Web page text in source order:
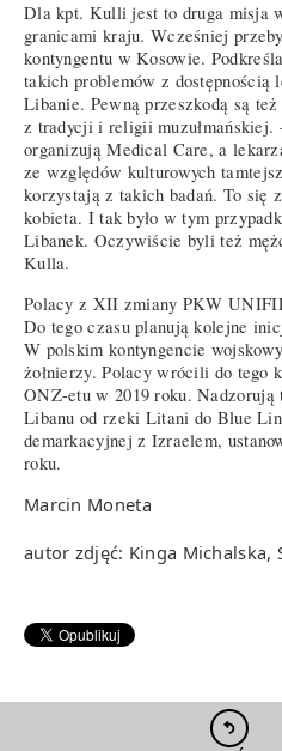
Dla kpt. Kulli jest to druga misja
granicami kraju. Wcześniej
kontyngentu w Kosowie.
takich problemów z dostępnością
Libanie. Pewną przeszkodą są
z tradycji i religii muzułmańskiej.
organizują Medical Care, a
ze względów kulturowych
korzystają z takich badań. To się
kobieta. I tak było w tym
Libanek. Oczywiście byli też
Kulla.
Polacy z XII zmiany PKW
Do tego czasu planują kolejne
W polskim kontyngencie
żołnierzy. Polacy wrócili do tego
ONZ-etu w 2019 roku. Nadzorują
Libanu od rzeki Litani do Blue
demarkacyjnej z Izraelem,
roku.
Marcin Moneta
autor zdjęć: Kinga Michalska,